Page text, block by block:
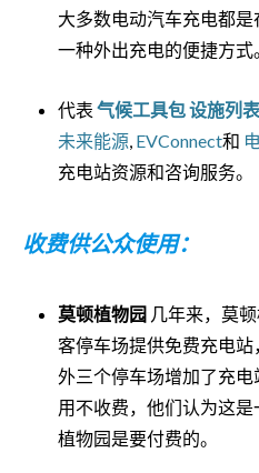
大多数电动汽车充电都
一种外出充电的便捷方式
代表 气候工具包 设施列
未来能源 EVConnect和
充电站资源和咨询服务。
收费供公众使用：
莫顿植物园 几年来，莫
客停车场提供免费充电站
外三个停车场增加了充
用不收费，他们认为这
植物园是要付费的。